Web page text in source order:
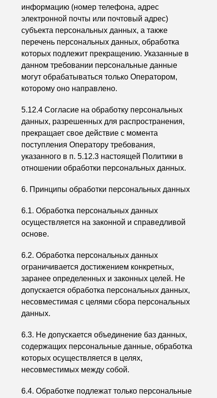
информацию (номер телефона, адрес
электронной почты или почтовый адрес)
субъекта персональных данных, а также
перечень персональных данных, обработка
которых подлежит прекращению. Указанные в
данном требовании персональные данные
могут обрабатываться только Оператором,
которому оно направлено.
5.12.4 Согласие на обработку персональных
данных, разрешенных для распространения,
прекращает свое действие с момента
поступления Оператору требования,
указанного в п. 5.12.3 настоящей Политики в
отношении обработки персональных данных.
6. Принципы обработки персональных данных
6.1. Обработка персональных данных
осуществляется на законной и справедливой
основе.
6.2. Обработка персональных данных
ограничивается достижением конкретных,
заранее определенных и законных целей. Не
допускается обработка персональных данных,
несовместимая с целями сбора персональных
данных.
6.3. Не допускается объединение баз данных,
содержащих персональные данные, обработка
которых осуществляется в целях,
несовместимых между собой.
6.4. Обработке подлежат только персональные